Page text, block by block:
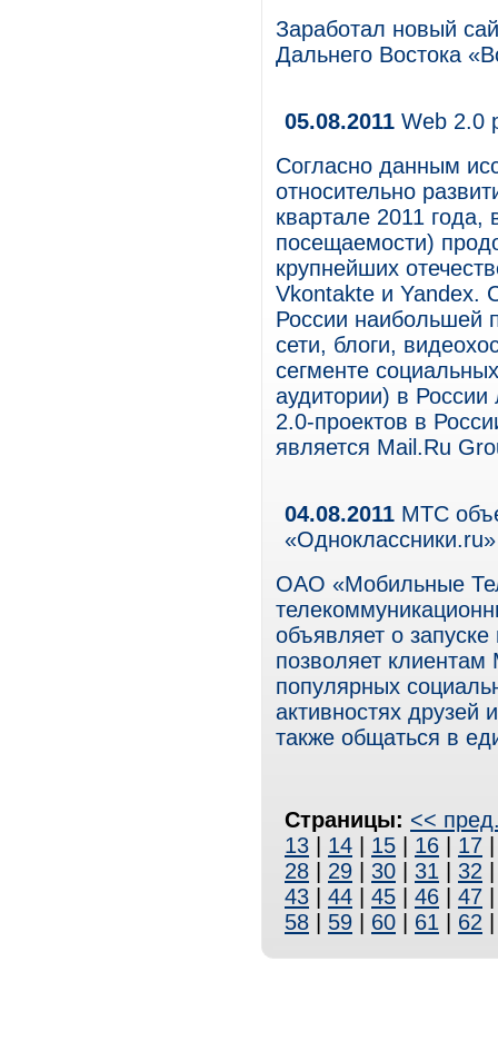
Заработал новый
Дальнего Востока
05.08.2011 Web 2.0
Согласно данным
относительно
квартале 2011
посещаемости)
крупнейших
Vkontakte и Yandex.
России наибольшей
сети, блоги,
сегменте
аудитории) в
2.0-проектов в
является Mail.Ru
04.08.2011 МТС
ОАО «Мобильные
объявляет о
позволяет
популярных
активностях
также общаться в
Страницы: <<
13
14 15 16 17
28
29 30 31 32
43
44 45 46 47
58
59 60 61 62